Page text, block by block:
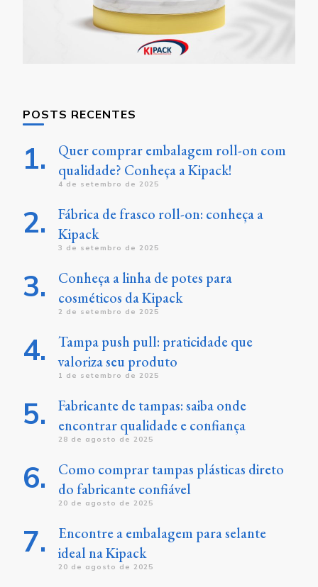
POSTS RECENTES
Quer comprar embalagem roll-on com
qualidade? Conheça a Kipack!
4 de setembro de 2025
Fábrica de frasco roll-on: conheça a
Kipack
3 de setembro de 2025
Conheça a linha de potes para
cosméticos da Kipack
2 de setembro de 2025
Tampa push pull: praticidade que
valoriza seu produto
1 de setembro de 2025
Fabricante de tampas: saiba onde
encontrar qualidade e confiança
28 de agosto de 2025
Como comprar tampas plásticas direto
do fabricante confiável
20 de agosto de 2025
Encontre a embalagem para selante
ideal na Kipack
20 de agosto de 2025